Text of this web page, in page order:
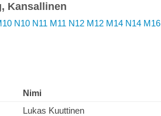
Kansallinen
N10 N11 M11 N12 M12 M14 N14 M16
Nimi
Lukas Kuuttinen